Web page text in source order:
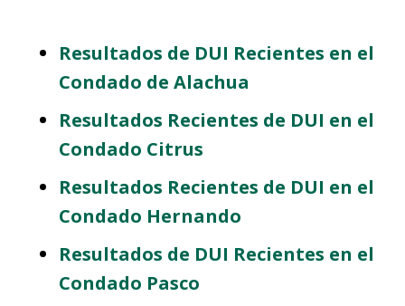
Resultados de DUI Recientes en el
Condado de Alachua
Resultados Recientes de DUI en el
Condado Citrus
Resultados Recientes de DUI en el
Condado Hernando
Resultados de DUI Recientes en el
Condado Pasco